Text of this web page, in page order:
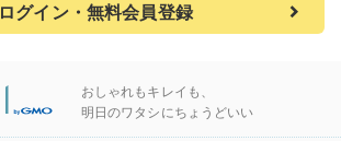
ログイン・無料会員登録
おしゃれもキレイも、
明日のワタシにちょうどいい